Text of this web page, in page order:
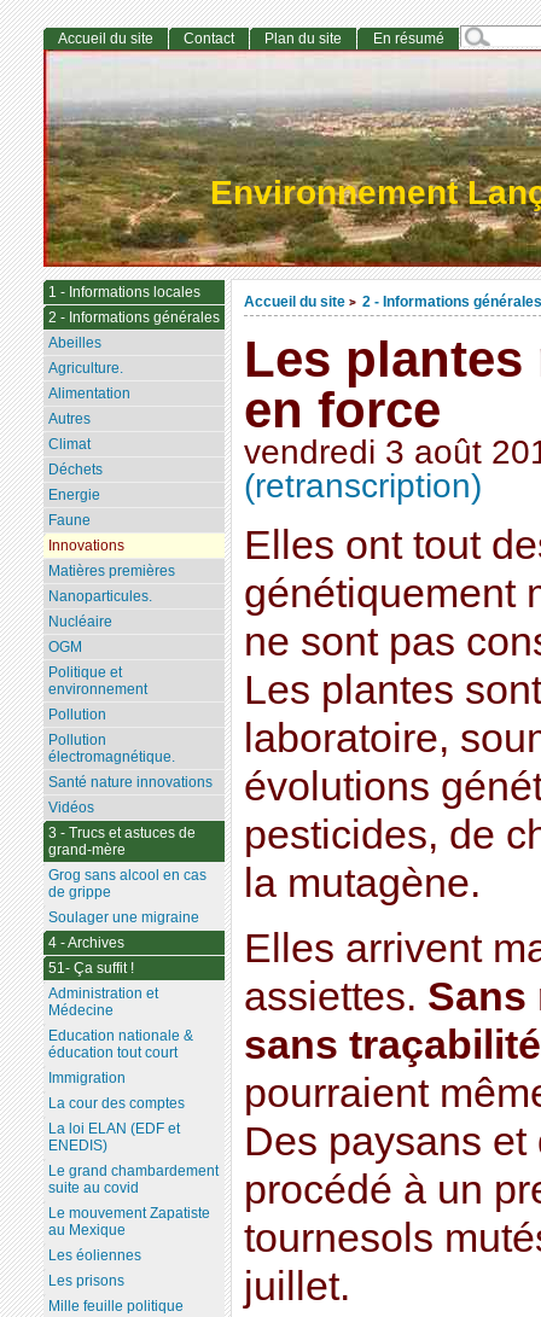
Environnement
Accueil du site > 2 - Informations générales
Les plantes
en force
vendredi 3 août
(retranscription)
Elles ont tout
génétiquement
ne sont pas
Les plantes
laboratoire,
évolutions
pesticides, de
la mutagène.
Elles arrivent
assiettes. Sans
sans traçabilité
pourraient
Des paysans
procédé à un
tournesols
juillet.
Accueil du site Contact Plan du site En résumé
1 - Informations locales
2 - Informations générales
Abeilles
Agriculture.
Alimentation
Autres
Climat
Déchets
Energie
Faune
Innovations
Matières premières
Nanoparticules.
Nucléaire
OGM
Politique et
environnement
Pollution
Pollution
électromagnétique.
Santé nature innovations
Vidéos
3 - Trucs et astuces de
grand-mère
Grog sans alcool en cas
de grippe
Soulager une migraine
4 - Archives
51- Ça suffit !
Administration et
Médecine
Education nationale &
éducation tout court
Immigration
La cour des comptes
La loi ELAN (EDF et
ENEDIS)
Le grand chambardement
suite au covid
Le mouvement Zapatiste
au Mexique
Les éoliennes
Les prisons
Mille feuille politique